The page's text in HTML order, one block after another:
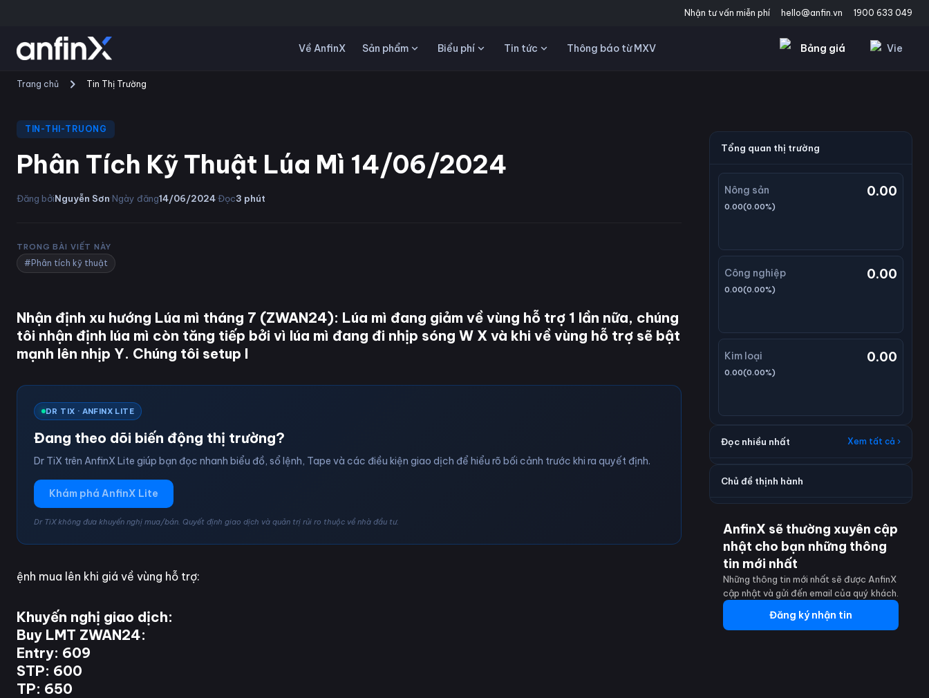
Nhận tư vấn miễn phí hello@anfin.vn 1900 633 049
Về AnfinX Sản phẩm Biểu phí Tin tức Thông báo từ MXV Bảng giá Vie
Trang chủ Tin Thị Trường
TIN-THI-TRUONG
Phân Tích Kỹ Thuật Lúa Mì 14/06/2024
Đăng bởiNguyễn Sơn·Ngày đăng14/06/2024·Đọc3 phút
TRONG BÀI VIẾT NÀY
#Phân tích kỹ thuật
Nhận định xu hướng Lúa mì tháng 7 (ZWAN24): Lúa mì đang giảm về vùng hỗ trợ 1 lần nữa, chúng
tôi nhận định lúa mì còn tăng tiếp bởi vì lúa mì đang đi nhịp sóng W X và khi về vùng hỗ trợ sẽ bật
mạnh lên nhịp Y. Chúng tôi setup l
DR TIX · ANFINX LITE
Đang theo dõi biến động thị trường?
Dr TiX trên AnfinX Lite giúp bạn đọc nhanh biểu đồ, sổ lệnh, Tape và các điều kiện giao dịch để hiểu rõ bối cảnh trước khi ra quyết định.
Khám phá AnfinX Lite
Dr TiX không đưa khuyến nghị mua/bán. Quyết định giao dịch và quản trị rủi ro thuộc về nhà đầu tư.
ệnh mua lên khi giá về vùng hỗ trợ:
Khuyến nghị giao dịch:
Buy LMT ZWAN24:
Entry: 609
STP: 600
TP: 650
Tổng quan thị trường
Nông sản 0.00
0.00(0.00%)
Công nghiệp 0.00
0.00(0.00%)
Kim loại 0.00
0.00(0.00%)
Đọc nhiều nhất Xem tất cả ›
Chủ đề thịnh hành
AnfinX sẽ thường xuyên cập
nhật cho bạn những thông
tin mới nhất
Những thông tin mới nhất sẽ được AnfinX
cập nhật và gửi đến email của quý khách.
Đăng ký nhận tin